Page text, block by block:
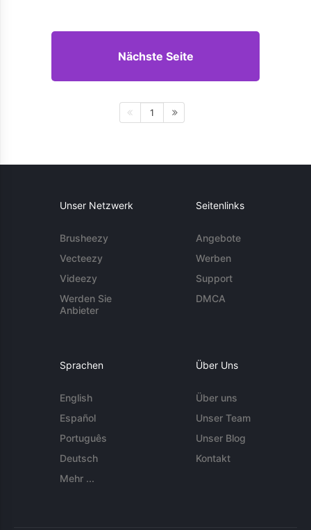
Nächste Seite
1
Unser Netzwerk
Brusheezy
Vecteezy
Videezy
Werden Sie
Anbieter
Seitenlinks
Angebote
Werben
Support
DMCA
Sprachen
English
Español
Português
Deutsch
Mehr ...
Über Uns
Über uns
Unser Team
Unser Blog
Kontakt